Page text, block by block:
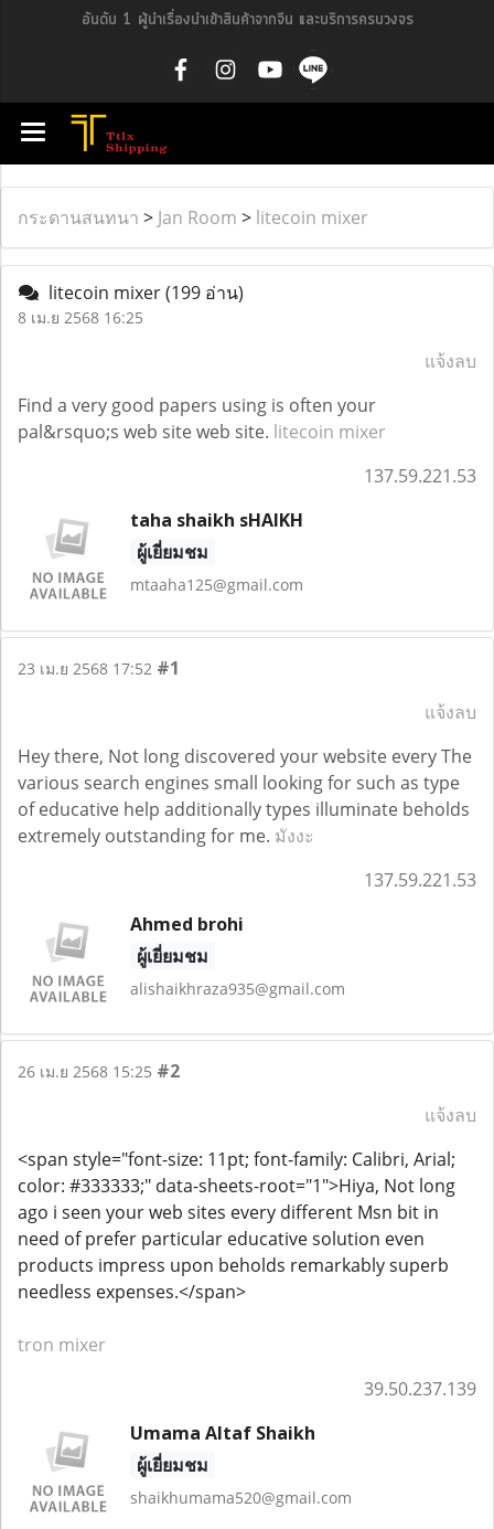
อันดับ 1 ผู้นำเรื่องนำเข้าสินค้าจากจีน และบริการครบวงจร
กระดานสนทนา > Jan Room > litecoin mixer
litecoin mixer(199 อ่าน)
8 เม.ย 2568 16:25
แจ้งลบ
Find a very good papers using is often your
pal&rsquo;s web site web site. litecoin mixer
137.59.221.53
taha shaikh sHAIKH
ผู้เยี่ยมชม
mtaaha125@gmail.com
23 เม.ย 2568 17:52 #1
แจ้งลบ
Hey there, Not long discovered your website every The
various search engines small looking for such as type
of educative help additionally types illuminate beholds
extremely outstanding for me. มังงะ
137.59.221.53
Ahmed brohi
ผู้เยี่ยมชม
alishaikhraza935@gmail.com
26 เม.ย 2568 15:25 #2
แจ้งลบ
<span style="font-size: 11pt; font-family: Calibri, Arial;
color: #333333;" data-sheets-root="1">Hiya, Not long
ago i seen your web sites every different Msn bit in
need of prefer particular educative solution even
products impress upon beholds remarkably superb
needless expenses.</span>
tron mixer
39.50.237.139
Umama Altaf Shaikh
ผู้เยี่ยมชม
shaikhumama520@gmail.com